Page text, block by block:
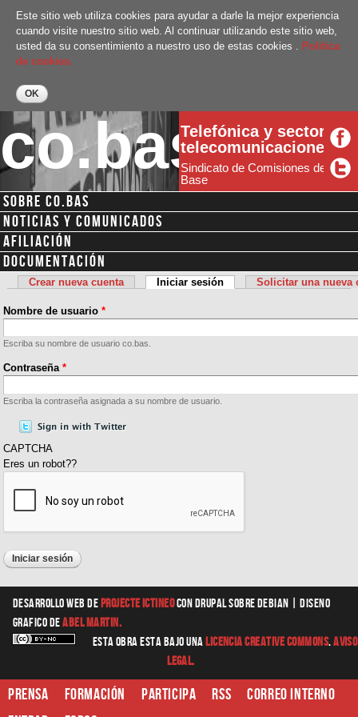
Pasar al
contenido
Este sitio web utiliza cookies para ayudar a darle la mejor experiencia
cuando visite nuestro sitio web. Al continuar utilizando este sitio web,
usted da su consentimiento a nuestro uso de estas cookies . Politica
de cookies.
co.basTelefónica y sector
telecomunicaciones
Sindicato de Comisiones de
Base
Menú secundario
SOBRE CO.BAS
NOTICIAS Y COMUNICADOS
AFILIACIÓN
DOCUMENTACIÓN
Solapas principales
Crear nueva cuenta Iniciar sesión (solapa activa)
Solicitar una nueva
Nombre de usuario*
Escriba su nombre de usuario co.bas.
Contraseña*
Escriba la contraseña asignada a su nombre de usuario.
CAPTCHA
Eres un robot??
Desarrollo web de Projecte Ictineocon Drupal sobre Debian |diseno
graficodeAbel Martin.
Esta obra esta bajo una Licencia Creative Commons.Aviso
Legal.
Prensa Formación Participa RSS
Correo interno